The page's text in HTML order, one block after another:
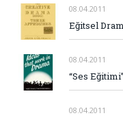
08.04.2011
Eğitsel
08.04.2011
“Ses
08.04.2011